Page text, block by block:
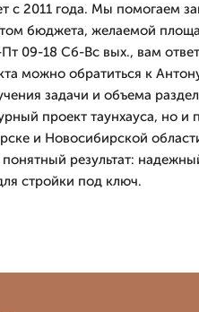
2011 года. Мы помогаем
бюджета, желаемой
09-18 Сб-Вс вых., вам
можно обратиться к
задачи и объема
проект таунхауса, но и
и Новосибирской
понятный результат:
стройки под ключ.